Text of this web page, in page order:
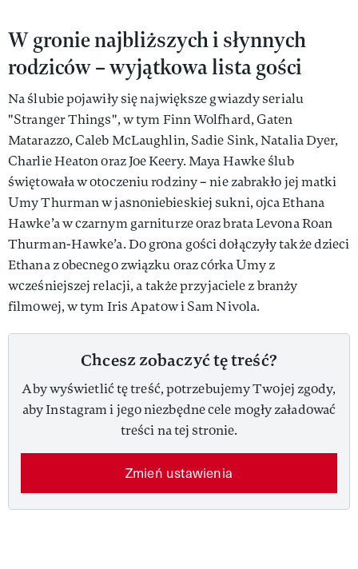
W gronie najbliższych i słynnych
rodziców – wyjątkowa lista gości
Na ślubie pojawiły się największe gwiazdy serialu
"Stranger Things", w tym Finn Wolfhard, Gaten
Matarazzo, Caleb McLaughlin, Sadie Sink, Natalia Dyer,
Charlie Heaton oraz Joe Keery. Maya Hawke ślub
świętowała w otoczeniu rodziny – nie zabrakło jej matki
Umy Thurman w jasnoniebieskiej sukni, ojca Ethana
Hawke’a w czarnym garniturze oraz brata Levona Roan
Thurman-Hawke’a. Do grona gości dołączyły także dzieci
Ethana z obecnego związku oraz córka Umy z
wcześniejszej relacji, a także przyjaciele z branży
filmowej, w tym Iris Apatow i Sam Nivola.
Chcesz zobaczyć tę treść?
Aby wyświetlić tę treść, potrzebujemy Twojej zgody,
aby Instagram i jego niezbędne cele mogły załadować
treści na tej stronie.
Zmień ustawienia